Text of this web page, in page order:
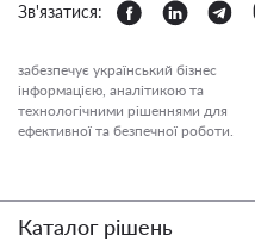
Зв'язатися:
забезпечує український бізнес
інформацією, аналітикою та
технологічними рішеннями для
ефективної та безпечної роботи.
Каталог рішень